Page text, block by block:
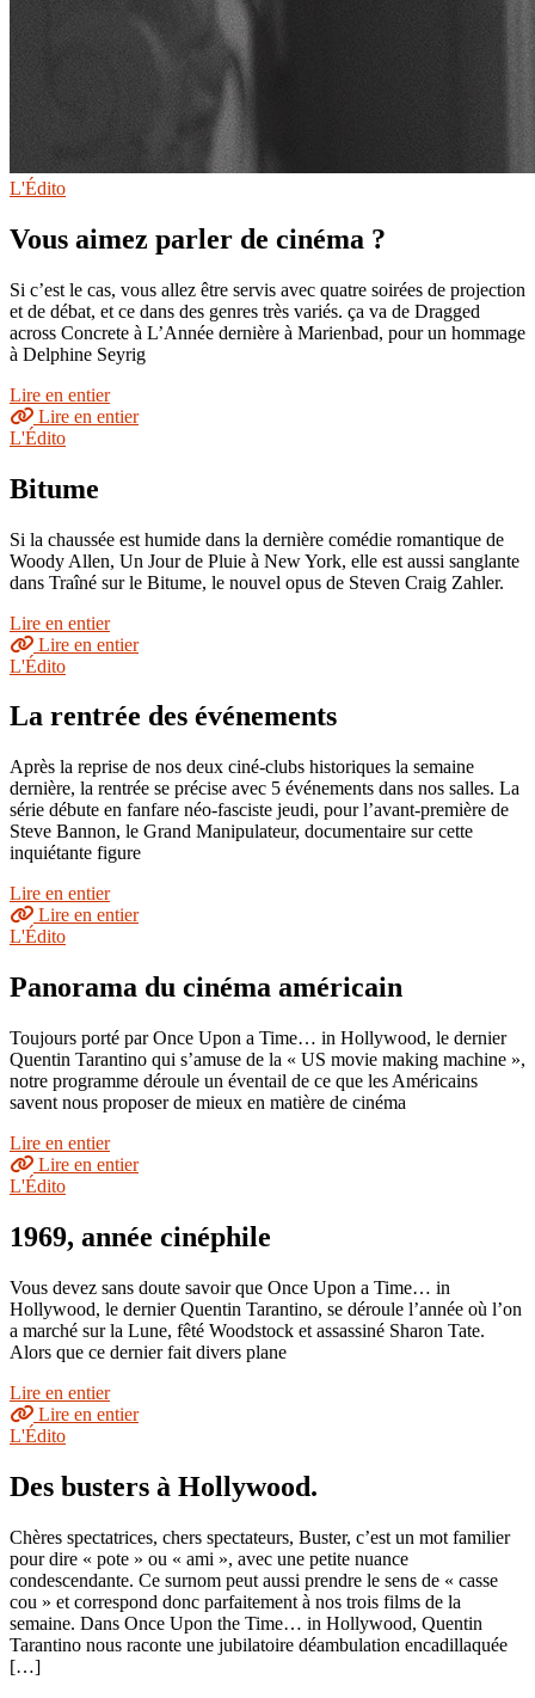
L'Édito
Vous aimez parler de cinéma ?
Si c’est le cas, vous allez être servis avec quatre soirées de projection
et de débat, et ce dans des genres très variés. ça va de Dragged
across Concrete à L’Année dernière à Marienbad, pour un hommage
à Delphine Seyrig
Lire en entier
Lire en entier
L'Édito
Bitume
Si la chaussée est humide dans la dernière comédie romantique de
Woody Allen, Un Jour de Pluie à New York, elle est aussi sanglante
dans Traîné sur le Bitume, le nouvel opus de Steven Craig Zahler.
Lire en entier
Lire en entier
L'Édito
La rentrée des événements
Après la reprise de nos deux ciné-clubs historiques la semaine
dernière, la rentrée se précise avec 5 événements dans nos salles. La
série débute en fanfare néo-fasciste jeudi, pour l’avant-première de
Steve Bannon, le Grand Manipulateur, documentaire sur cette
inquiétante figure
Lire en entier
Lire en entier
L'Édito
Panorama du cinéma américain
Toujours porté par Once Upon a Time… in Hollywood, le dernier
Quentin Tarantino qui s’amuse de la « US movie making machine »,
notre programme déroule un éventail de ce que les Américains
savent nous proposer de mieux en matière de cinéma
Lire en entier
Lire en entier
L'Édito
1969, année cinéphile
Vous devez sans doute savoir que Once Upon a Time… in
Hollywood, le dernier Quentin Tarantino, se déroule l’année où l’on
a marché sur la Lune, fêté Woodstock et assassiné Sharon Tate.
Alors que ce dernier fait divers plane
Lire en entier
Lire en entier
L'Édito
Des busters à Hollywood.
Chères spectatrices, chers spectateurs, Buster, c’est un mot familier
pour dire « pote » ou « ami », avec une petite nuance
condescendante. Ce surnom peut aussi prendre le sens de « casse
cou » et correspond donc parfaitement à nos trois films de la
semaine. Dans Once Upon the Time… in Hollywood, Quentin
Tarantino nous raconte une jubilatoire déambulation encadillaquée
[…]